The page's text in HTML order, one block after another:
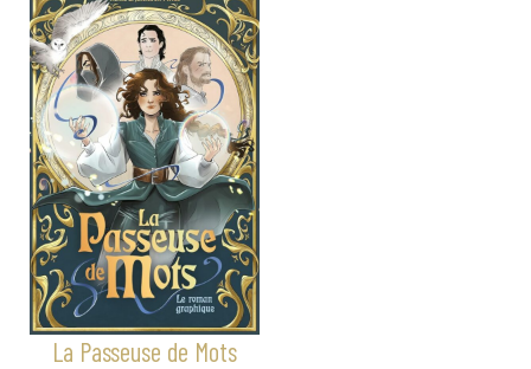
La Passeuse de Mots